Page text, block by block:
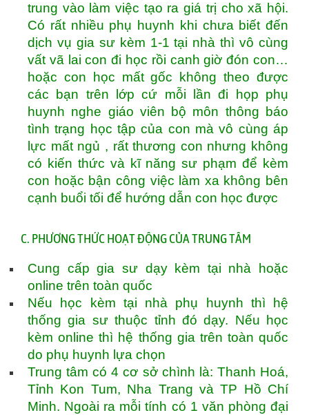
trung vào làm việc tạo ra giá trị cho xã hội.
Có rất nhiều phụ huynh khi chưa biết đến
dịch vụ gia sư kèm 1-1 tại nhà thì vô cùng
vất vã lai con đi học rồi canh giờ đón con…
hoặc con học mất gốc không theo được
các bạn trên lớp cứ mỗi lần đi họp phụ
huynh nghe giáo viên bộ môn thông báo
tình trạng học tập của con mà vô cùng áp
lực mất ngủ , rất thương con nhưng không
có kiến thức và kĩ năng sư phạm để kèm
con hoặc bận công việc làm xa không bên
cạnh buổi tối để hướng dẫn con học được
C. PHƯƠNG THỨC HOẠT ĐỘNG CỦA TRUNG TÂM
Cung cấp gia sư dạy kèm tại nhà hoặc
online trên toàn quốc
Nếu học kèm tại nhà phụ huynh thì hệ
thống gia sư thuộc tỉnh đó dạy. Nếu học
kèm online thì hệ thống gia trên toàn quốc
do phụ huynh lựa chọn
Trung tâm có 4 cơ sở chình là: Thanh Hoá,
Tỉnh Kon Tum, Nha Trang và TP Hồ Chí
Minh. Ngoài ra mỗi tính có 1 văn phòng đại